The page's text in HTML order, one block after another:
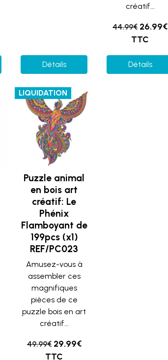
Détails
créatif...
44.99€ 26.99€
TTC
Détails
LIQUIDATION
Puzzle animal
en bois art
créatif: Le
Phénix
Flamboyant de
199pcs (x1)
REF/PC023
Amusez-vous à
assembler ces
magnifiques
pièces de ce
puzzle bois en art
créatif...
49.99€ 29.99€
TTC